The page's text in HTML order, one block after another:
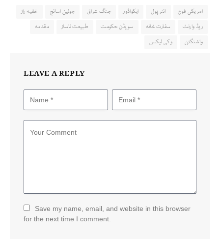
امریکی فوج انٹرپول ایکواڈور جنگ عراق جولین اسانج
خفیہ راز
ریڈ وارنٹ
سفارت خانہ سویڈن حکومت طبیعت ناساز
مقدمہ
واشنگٹن
وکی لیکس
LEAVE A REPLY
Save my name, email, and website in this browser
for the next time I comment.